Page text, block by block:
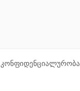
კონფიდენციალურობა